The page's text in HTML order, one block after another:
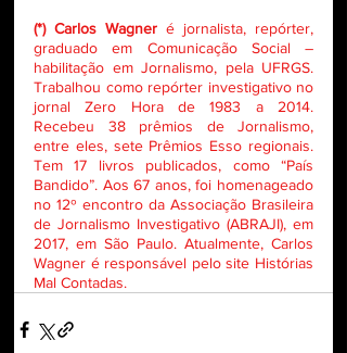
(*) Carlos Wagner é jornalista, repórter,
graduado em Comunicação Social –
habilitação em Jornalismo, pela UFRGS.
Trabalhou como repórter investigativo no
jornal Zero Hora de 1983 a 2014.
Recebeu 38 prêmios de Jornalismo,
entre eles, sete Prêmios Esso regionais.
Tem 17 livros publicados, como “País
Bandido”. Aos 67 anos, foi homenageado
no 12º encontro da Associação Brasileira
de Jornalismo Investigativo (ABRAJI), em
2017, em São Paulo. Atualmente, Carlos
Wagner é responsável pelo site Histórias
Mal Contadas.